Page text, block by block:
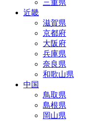
三重県
近畿
滋賀県
京都府
大阪府
兵庫県
奈良県
和歌山県
中国
鳥取県
島根県
岡山県